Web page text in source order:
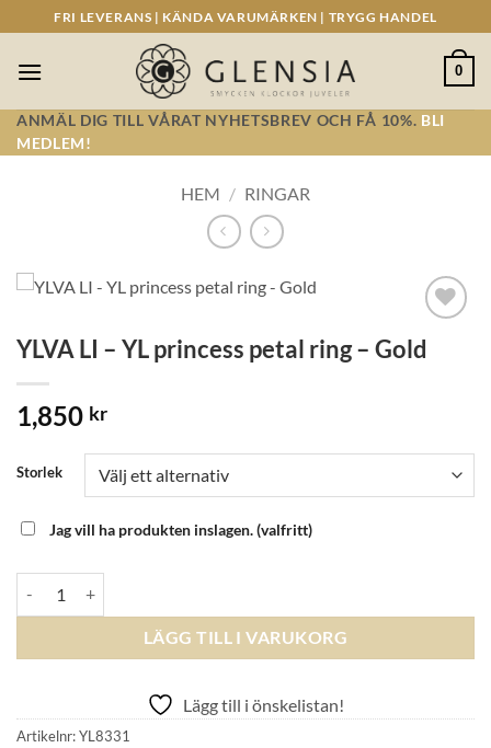
to
content
FRI LEVERANS | KÄNDA VARUMÄRKEN | TRYGG HANDEL
0
ANMÄL DIG TILL VÅRAT NYHETSBREV OCH FÅ 10%. BLI
MEDLEM!
HEM / RINGAR
Lägg till i
önskelistan!
YLVA LI – YL princess petal ring – Gold
1,850 kr
Storlek
Jag vill ha produkten inslagen.(valfritt)
LÄGG TILL I VARUKORG
Lägg till i önskelistan!
Artikelnr:YL8331